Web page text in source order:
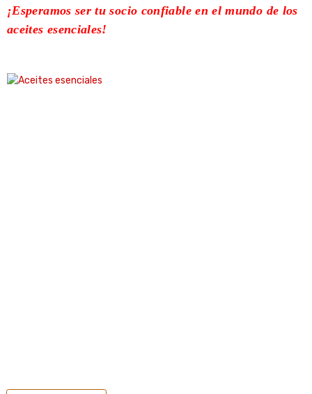
¡Esperamos ser tu socio confiable en el mundo de los
aceites esenciales!